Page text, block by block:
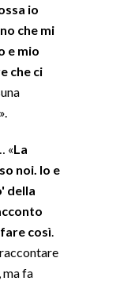
io
che mi
e mio
che ci
«La
noi. Io e
della
così
ma fa